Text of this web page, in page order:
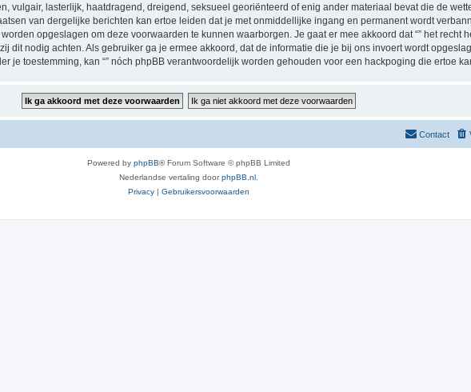
vulgair, lasterlijk, haatdragend, dreigend, seksueel georiënteerd of enig ander materiaal bevat die de
van dergelijke berichten kan ertoe leiden dat je met onmiddellijke ingang en permanent wordt
opgeslagen om deze voorwaarden te kunnen waarborgen. Je gaat er mee akkoord dat “” het recht
dit nodig achten. Als gebruiker ga je ermee akkoord, dat de informatie die je bij ons invoert wordt
je toestemming, kan “” nóch phpBB verantwoordelijk worden gehouden voor een hackpoging die ertoe
Contact
Powered by phpBB® Forum Software © phpBB Limited
Nederlandse vertaling doorphpBB.nl
Privacy | Gebruikersvoorwaarden